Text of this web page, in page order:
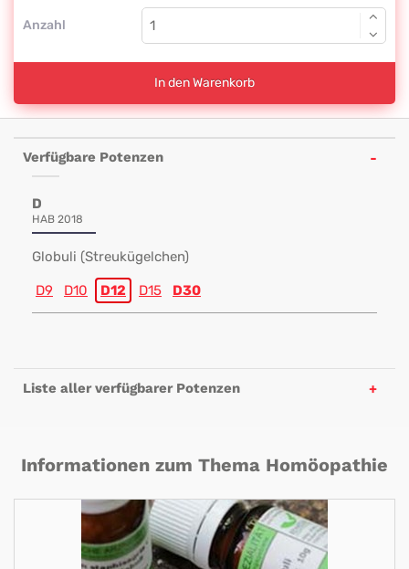
Anzahl
In den Warenkorb
Verfügbare Potenzen
D
HAB 2018
Globuli (Streukügelchen)
D9 D10 D12 D15 D30
Liste aller verfügbarer Potenzen
Informationen zum Thema Homöopathie